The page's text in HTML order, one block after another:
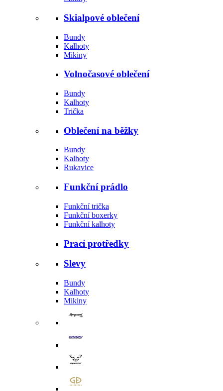
Skialpové oblečení
Bundy
Kalhoty
Mikiny
Volnočasové oblečení
Bundy
Kalhoty
Trička
Oblečení na běžky
Bundy
Kalhoty
Rukavice
Funkční prádlo
Funkční trička
Funkční boxerky
Funkční kalhoty
Prací protředky
Slevy
Bundy
Kalhoty
Mikiny